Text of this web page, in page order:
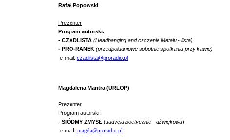
Rafał Popowski
Prezenter
Program autorski:
- CZADLISTA (Headbanging and czczenie Metalu - lista)
- PRO-RANEK (przedpołudniowe sobotnie spotkania przy kawie)
e-mail: czadlista@proradio.pl
Magdalena Mantra (URLOP)
Prezenter
Program autorski:
- SIÓDMY ZMYSŁ (audycja poetycznie - dźwiękowa)
e-mail: magda@proradio.pl